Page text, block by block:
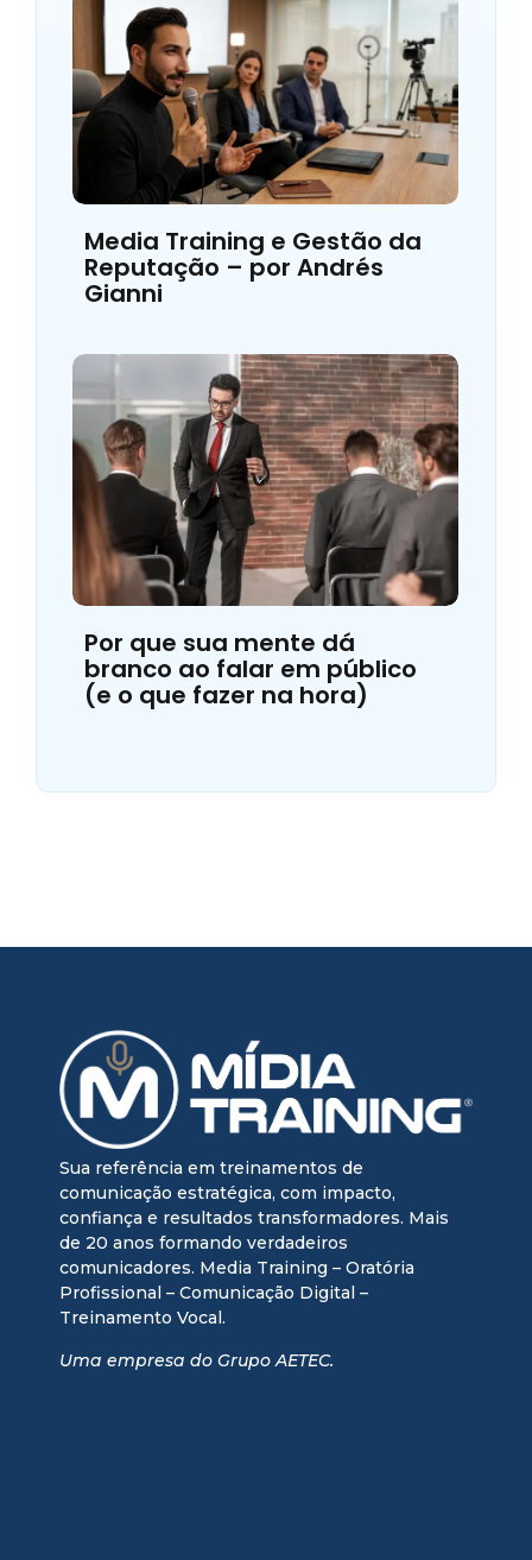
Media Training e Gestão da
Reputação – por Andrés
Gianni
Por que sua mente dá
branco ao falar em público
(e o que fazer na hora)
Sua referência em treinamentos de
comunicação estratégica, com impacto,
confiança e resultados transformadores. Mais
de 20 anos formando verdadeiros
comunicadores. Media Training – Oratória
Profissional – Comunicação Digital –
Treinamento Vocal.
Uma empresa do Grupo AETEC.